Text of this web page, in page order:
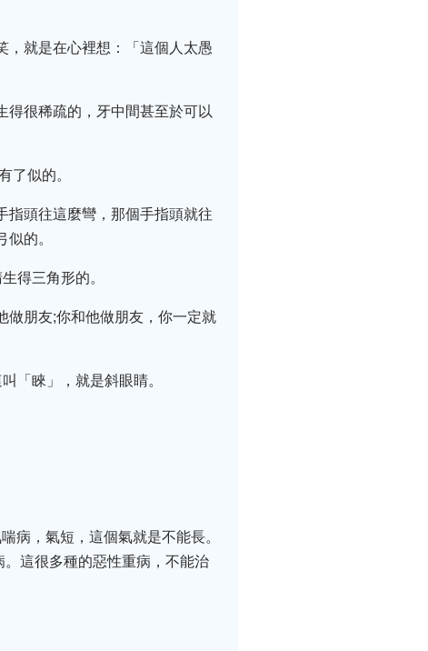
，就是在心裡想：「這個人太愚
得很稀疏的，牙中間甚至於可以
了似的。
指頭往這麼彎，那個手指頭就往
的。
得三角形的。
做朋友;你和他做朋友，你一定就
「睞」，就是斜眼睛。
病，氣短，這個氣就是不能長。
這很多種的惡性重病，不能治